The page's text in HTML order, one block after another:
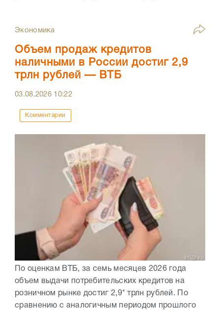
Экономика
Объем продаж кредитов
наличными в России достиг 2,9
трлн рублей — ВТБ
03.08.2026 10:22
Комментарии
По оценкам ВТБ, за семь месяцев 2026 года
объем выдачи потребительских кредитов на
розничном рынке достиг 2,9* трлн рублей. По
сравнению с аналогичным периодом прошлого